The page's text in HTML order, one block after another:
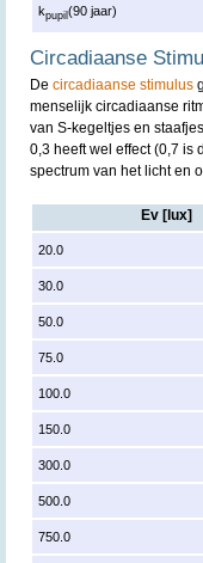
kpupil(90 jaar)
Circadiaanse
De circadiaanse stimulus
menselijk circadiaanse
van S-kegeltjes en
0,3 heeft wel effect (0,7 is
spectrum van het licht en
Ev [lux]
20.0
30.0
50.0
75.0
100.0
150.0
300.0
500.0
750.0